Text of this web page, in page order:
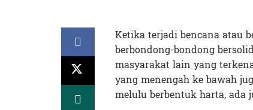
Ketika terjadi bencana atau
berbondong-bondong
masyarakat lain yang
yang menengah ke bawah
melulu berbentuk harta, ada